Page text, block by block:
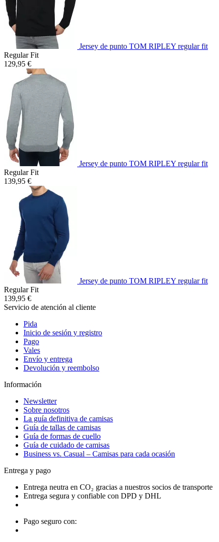
Jersey de punto TOM RIPLEY regular fit
Regular Fit
129,95 €
Jersey de punto TOM RIPLEY regular fit
Regular Fit
139,95 €
Jersey de punto TOM RIPLEY regular fit
Regular Fit
139,95 €
Servicio de atención al cliente
Pida
Inicio de sesión y registro
Pago
Vales
Envío y entrega
Devolución y reembolso
Información
Newsletter
Sobre nosotros
La guía definitiva de camisas
Guía de tallas de camisas
Guía de formas de cuello
Guía de cuidado de camisas
Business vs. Casual – Camisas para cada ocasión
Entrega y pago
Entrega neutra en CO₂ gracias a nuestros socios de transporte
Entrega segura y confiable con DPD y DHL
Pago seguro con: